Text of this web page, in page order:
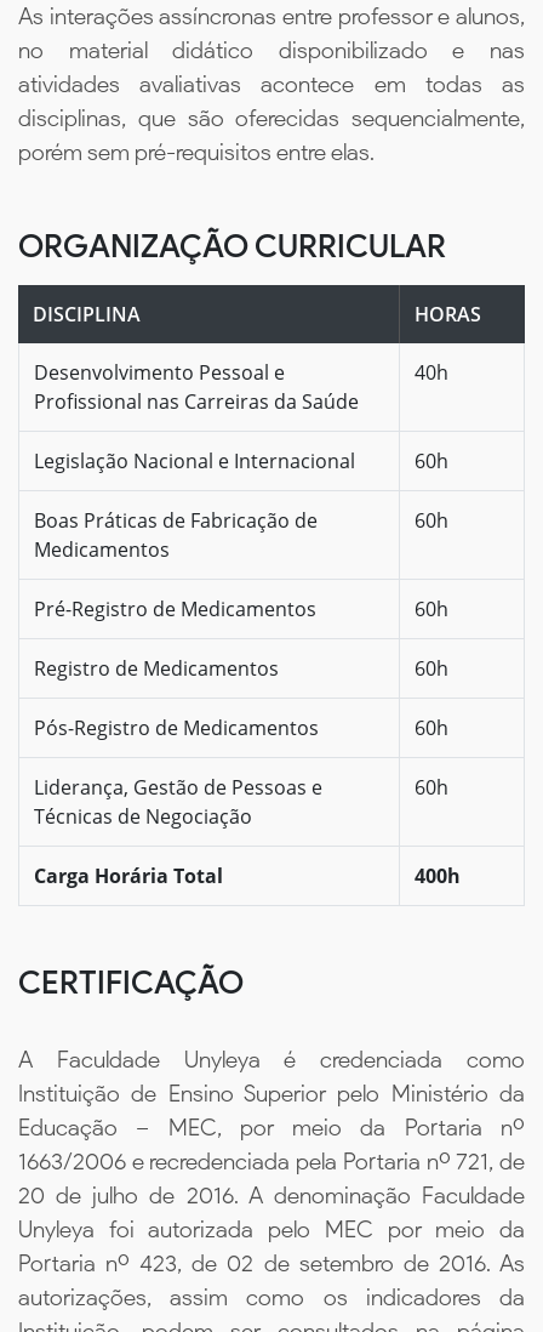
As interações assíncronas entre professor e alunos,
no material didático disponibilizado e nas
atividades avaliativas acontece em todas as
disciplinas, que são oferecidas sequencialmente,
porém sem pré-requisitos entre elas.
ORGANIZAÇÃO CURRICULAR
DISCIPLINA HORAS
Desenvolvimento Pessoal e
Profissional nas Carreiras da Saúde
40h
Legislação Nacional e Internacional 60h
Boas Práticas de Fabricação de
Medicamentos
60h
Pré-Registro de Medicamentos 60h
Registro de Medicamentos 60h
Pós-Registro de Medicamentos 60h
Liderança, Gestão de Pessoas e
Técnicas de Negociação
60h
Carga Horária Total 400h
CERTIFICAÇÃO
A Faculdade Unyleya é credenciada como
Instituição de Ensino Superior pelo Ministério da
Educação – MEC, por meio da Portaria nº
1663/2006 e recredenciada pela Portaria nº 721, de
20 de julho de 2016. A denominação Faculdade
Unyleya foi autorizada pelo MEC por meio da
Portaria nº 423, de 02 de setembro de 2016. As
autorizações, assim como os indicadores da